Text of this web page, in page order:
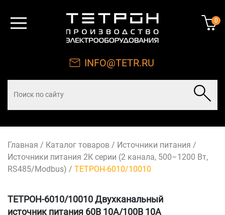
0
INFO@TETR.RU
Главная / Каталог товаров / Источники питания /
Источники питания 2К серии (2 канала, 500–1200 Вт,
RS485/Modbus) / ТЕТРОН-6010/10010
ТЕТРОН-6010/10010 Двухканальный
источник питания 60В 10А/100В 10А